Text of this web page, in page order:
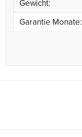
Gewicht:
Garantie Monate: